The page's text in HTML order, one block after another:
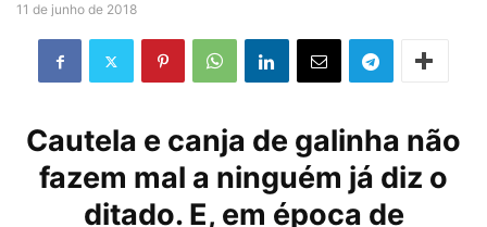
11 de junho de 2018
Cautela e canja de galinha não
fazem mal a ninguém já diz o
ditado. E, em época de